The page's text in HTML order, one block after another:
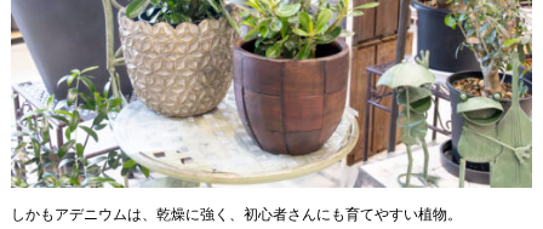
しかもアデニウムは、乾燥に強く、初心者さんにも育てやすい植物。